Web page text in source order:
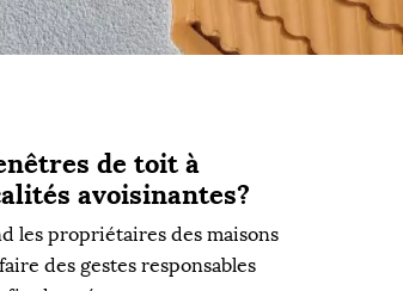
de toit à
avoisinantes?
les propriétaires des maisons
des gestes responsables